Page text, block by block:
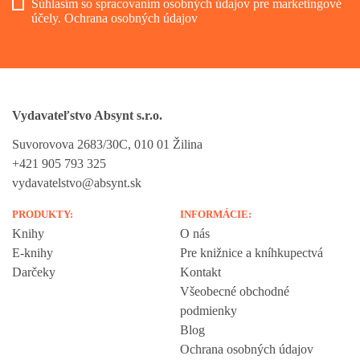
Súhlasím so spracovaním osobných údajov pre marketingové
účely. Ochrana osobných údajov
Vydavateľstvo Absynt s.r.o.
Suvorovova 2683/30C, 010 01 Žilina
+421 905 793 325
vydavatelstvo@absynt.sk
PRODUKTY:
Knihy
E-knihy
Darčeky
INFORMÁCIE:
O nás
Pre knižnice a kníhkupectvá
Kontakt
Všeobecné obchodné
podmienky
Blog
Ochrana osobných údajov